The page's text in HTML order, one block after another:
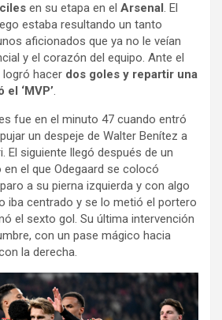
en su etapa en el Arsenal . El
estaba resultando un tanto
aficionados que ya no le veían
y el corazón del equipo. Ante el
logró hacer dos goles y repartir una
‘MVP’.
fue en el minuto 47 cuando entró
un despeje de Walter Benítez a
El siguiente llegó después de un
en el que Odegaard se colocó
a su pierna izquierda y con algo
iba centrado y se lo metió el portero
el sexto gol. Su última intervención
con un pase mágico hacia
la derecha.